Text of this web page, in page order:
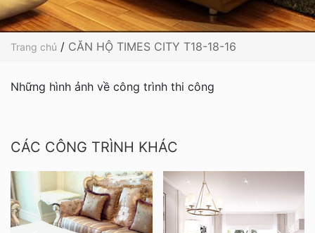
Trang chủ / CĂN HỘ TIMES CITY T18-18-16
Những hình ảnh về công trình thi công
CÁC CÔNG TRÌNH KHÁC